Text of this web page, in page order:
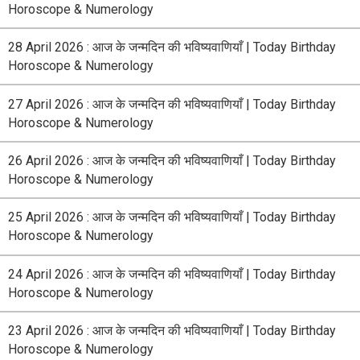
Horoscope & Numerology
28 April 2026 : आज के जन्मदिन की भविष्यवाणियाँ | Today Birthday
Horoscope & Numerology
27 April 2026 : आज के जन्मदिन की भविष्यवाणियाँ | Today Birthday
Horoscope & Numerology
26 April 2026 : आज के जन्मदिन की भविष्यवाणियाँ | Today Birthday
Horoscope & Numerology
25 April 2026 : आज के जन्मदिन की भविष्यवाणियाँ | Today Birthday
Horoscope & Numerology
24 April 2026 : आज के जन्मदिन की भविष्यवाणियाँ | Today Birthday
Horoscope & Numerology
23 April 2026 : आज के जन्मदिन की भविष्यवाणियाँ | Today Birthday
Horoscope & Numerology